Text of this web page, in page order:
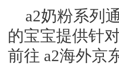
a2奶粉系列
的宝宝提供针
前往 a2海外京